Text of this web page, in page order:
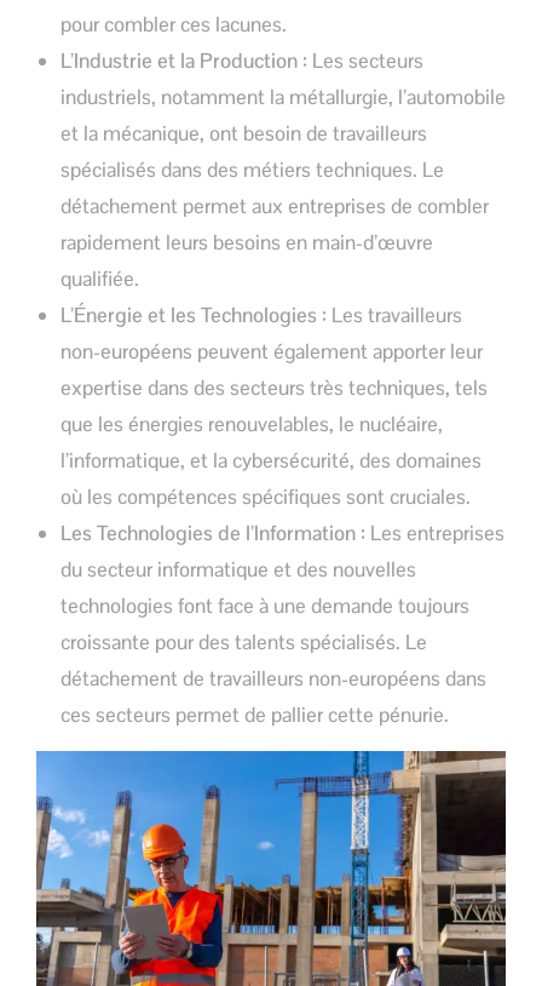
pour combler ces lacunes.
L’Industrie et la Production : Les secteurs
industriels, notamment la métallurgie, l’automobile
et la mécanique, ont besoin de travailleurs
spécialisés dans des métiers techniques. Le
détachement permet aux entreprises de combler
rapidement leurs besoins en main-d’œuvre
qualifiée.
L’Énergie et les Technologies : Les travailleurs
non-européens peuvent également apporter leur
expertise dans des secteurs très techniques, tels
que les énergies renouvelables, le nucléaire,
l’informatique, et la cybersécurité, des domaines
où les compétences spécifiques sont cruciales.
Les Technologies de l’Information : Les entreprises
du secteur informatique et des nouvelles
technologies font face à une demande toujours
croissante pour des talents spécialisés. Le
détachement de travailleurs non-européens dans
ces secteurs permet de pallier cette pénurie.